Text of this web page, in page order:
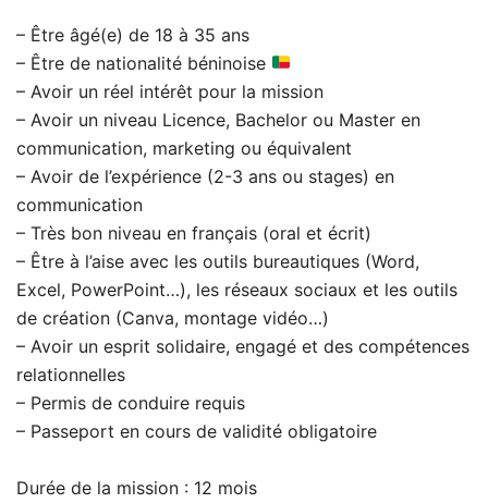
– Être âgé(e) de 18 à 35 ans
– Être de nationalité béninoise
– Avoir un réel intérêt pour la mission
– Avoir un niveau Licence, Bachelor ou Master en
communication, marketing ou équivalent
– Avoir de l’expérience (2-3 ans ou stages) en
communication
– Très bon niveau en français (oral et écrit)
– Être à l’aise avec les outils bureautiques (Word,
Excel, PowerPoint…), les réseaux sociaux et les outils
de création (Canva, montage vidéo…)
– Avoir un esprit solidaire, engagé et des compétences
relationnelles
– Permis de conduire requis
– Passeport en cours de validité obligatoire
Durée de la mission : 12 mois